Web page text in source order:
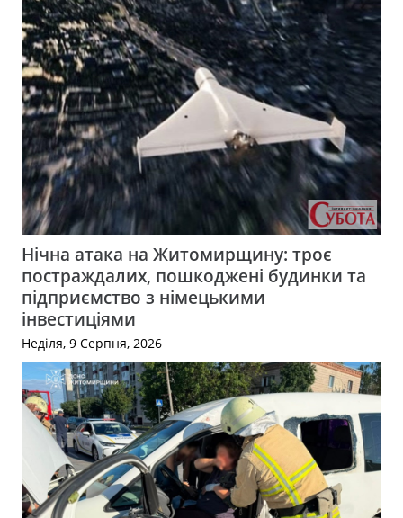
Нічна атака на Житомирщину: троє
постраждалих, пошкоджені будинки та
підприємство з німецькими
інвестиціями
Неділя, 9 Серпня, 2026